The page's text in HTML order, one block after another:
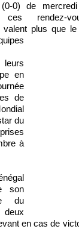
(0-0) de
ces rendez-
valent plus que
en
de
du
à
son
du
en cas de